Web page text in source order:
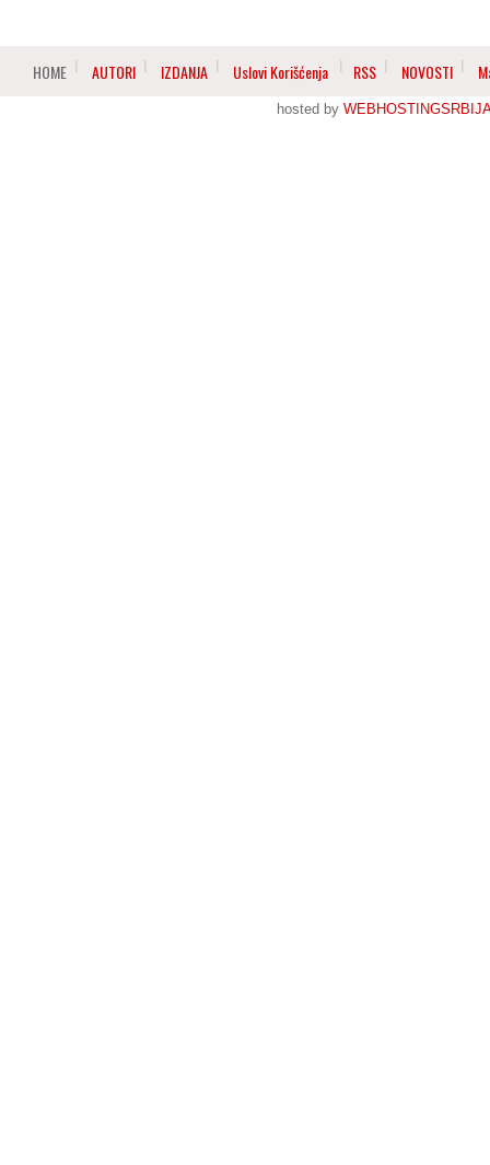
HOME AUTORI IZDANJA Uslovi Korišćenja RSS NOVOSTI
hosted by